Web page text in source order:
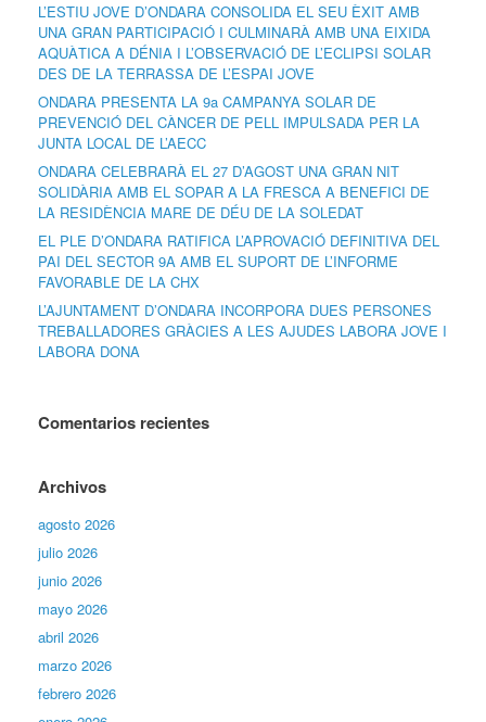
L’ESTIU JOVE D’ONDARA CONSOLIDA EL SEU ÈXIT AMB
UNA GRAN PARTICIPACIÓ I CULMINARÀ AMB UNA EIXIDA
AQUÀTICA A DÉNIA I L’OBSERVACIÓ DE L’ECLIPSI SOLAR
DES DE LA TERRASSA DE L’ESPAI JOVE
ONDARA PRESENTA LA 9a CAMPANYA SOLAR DE
PREVENCIÓ DEL CÀNCER DE PELL IMPULSADA PER LA
JUNTA LOCAL DE L’AECC
ONDARA CELEBRARÀ EL 27 D’AGOST UNA GRAN NIT
SOLIDÀRIA AMB EL SOPAR A LA FRESCA A BENEFICI DE
LA RESIDÈNCIA MARE DE DÉU DE LA SOLEDAT
EL PLE D’ONDARA RATIFICA L’APROVACIÓ DEFINITIVA DEL
PAI DEL SECTOR 9A AMB EL SUPORT DE L’INFORME
FAVORABLE DE LA CHX
L’AJUNTAMENT D’ONDARA INCORPORA DUES PERSONES
TREBALLADORES GRÀCIES A LES AJUDES LABORA JOVE I
LABORA DONA
Comentarios recientes
Archivos
agosto 2026
julio 2026
junio 2026
mayo 2026
abril 2026
marzo 2026
febrero 2026